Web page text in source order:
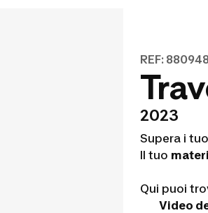
REF:
2023
Supera i
Il tuo
Qui puoi
Video